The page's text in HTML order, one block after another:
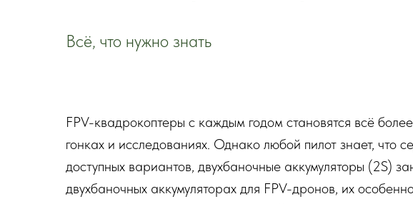
Всё, что нужно знать
FPV-квадрокоптеры с каждым годом становятся всё
гонках и исследованиях. Однако любой пилот знает,
доступных вариантов, двухбаночные аккумуляторы (2S)
двухбаночных аккумуляторах для FPV-дронов, их